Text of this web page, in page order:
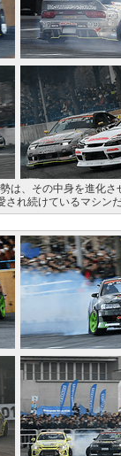
は、その中身を進化
され続けているマシン